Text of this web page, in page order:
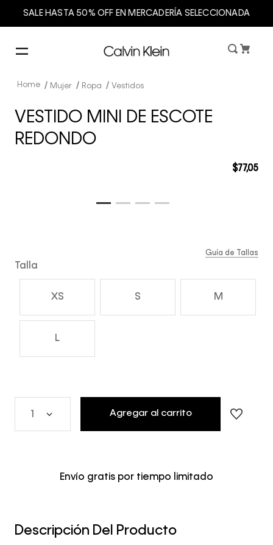
SALE HASTA 50% OFF EN MERCADERÍA SELECCIONADA
Mujer Ropa Vestidos
VESTIDO MINI DE ESCOTE
REDONDO
$77,05
Talla
XS S M
L
Guía de Tallas
Agregar al carrito
Envío gratis por tiempo limitado
Descripción Del Producto